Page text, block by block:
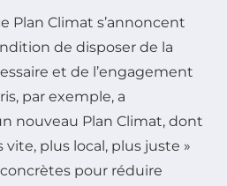
Plan Climat s’annoncent
de disposer de la
et de l’engagement
par exemple, a
nouveau Plan Climat, dont
vite, plus local, plus juste »
pour réduire